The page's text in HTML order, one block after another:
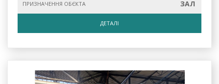
ПРИЗНАЧЕННЯ ОБЄКТА ЗАЛ
ДЕТАЛІ